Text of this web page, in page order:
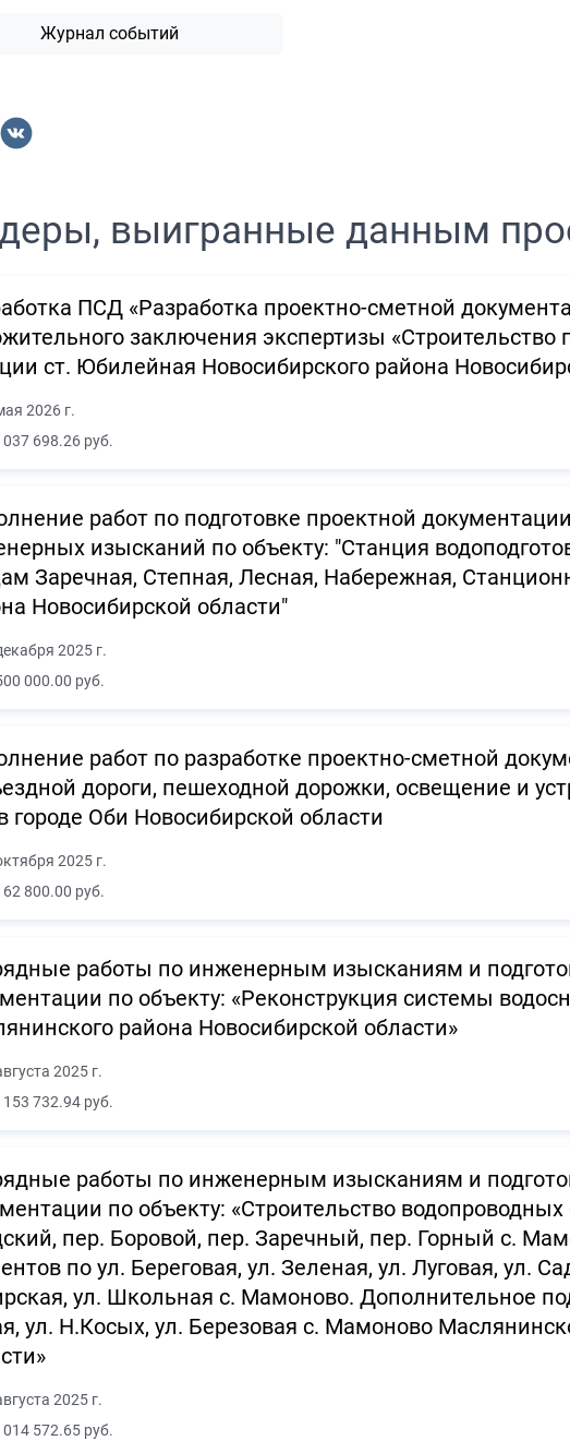
Журнал событий
выигранные данным
ПСД «Разработка проектно-сметной
заключения экспертизы «Строительство
ст. Юбилейная Новосибирского района
2026 г.
037 698.26 руб.
работ по подготовке проектной
изысканий по объекту: "Станция
Заречная, Степная, Лесная, Набережная,
Новосибирской области"
2025 г.
000.00 руб.
работ по разработке проектно-сметной
дороги, пешеходной дорожки, освещение и
городе Оби Новосибирской области
2025 г.
800.00 руб.
работы по инженерным изысканиям и
по объекту: «Реконструкция системы
района Новосибирской области»
2025 г.
153 732.94 руб.
работы по инженерным изысканиям и
по объекту: «Строительство водопроводных
пер. Боровой, пер. Заречный, пер. Горный с.
по ул. Береговая, ул. Зеленая, ул. Луговая, ул.
ул. Школьная с. Мамоново. Дополнительное
ул. Н.Косых, ул. Березовая с. Мамоново
2025 г.
014 572.65 руб.